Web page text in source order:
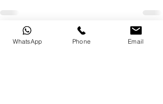
WhatsApp Phone Email